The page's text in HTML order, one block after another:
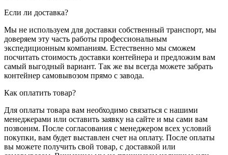
Если ли доставка?
Мы не используем для доставки собственный транспорт, мы
доверяем эту часть работы профессиональным
экспедиционным компаниям. Естественно мы сможем
посчитать стоимость доставки контейнера и предложим вам
самый выгодный вариант. Так же вы всегда можете забрать
контейнер самовывозом прямо с завода.
Как оплатить товар?
Для оплаты товара вам необходимо связаться с нашими
менеджерами или оставить заявку на сайте и мы сами вам
позвоним. После согласования с менеджером всех условий
покупки, вам будет выставлен счет на оплату. После оплаты
вы можете получить свой товар, с доставкой или